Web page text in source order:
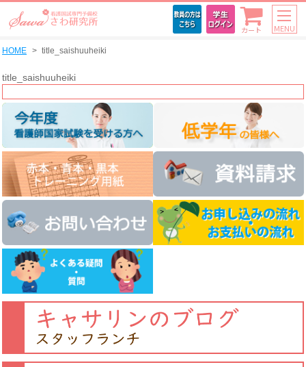
カート MENU
HOME title_saishuuheiki
title_saishuuheiki